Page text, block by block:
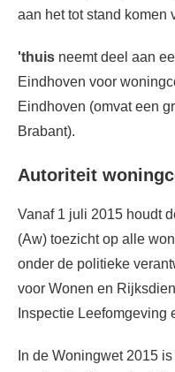
aan het tot stand komen
'thuis neemt deel aan
Eindhoven voor
Eindhoven (omvat een
Brabant).
Autoriteit
Vanaf 1 juli 2015 houdt
(Aw) toezicht op alle
onder de politieke
voor Wonen en
Inspectie Leefomgeving
In de Woningwet 2015